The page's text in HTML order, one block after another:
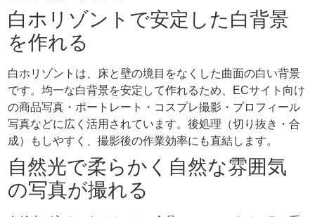
白ホリゾントで安定した白背景
を作れる
白ホリゾントは、床と壁の境目をなくした曲面の白い背景
です。均一な白背景を安定して作れるため、ECサイト向け
の商品写真・ポートレート・コスプレ撮影・プロフィール
写真などに広く活用されています。後処理（切り抜き・合
成）もしやすく、撮影後の作業効率にも直結します。
自然光で柔らかく自然な雰囲気
の写真が撮れる